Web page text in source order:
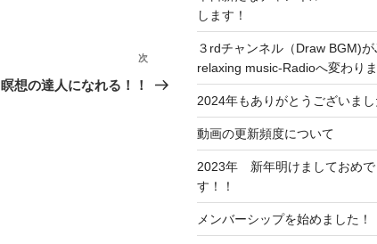
次
の
次
瞑想の達人になれる！！
します！
３rdチャンネル（Draw BGM)
relaxing music-Radioへ変わりま
2024年もありがとうございまし
動画の更新頻度について
2023年 新年明けましておめで
す！！
メンバーシップを始めました！